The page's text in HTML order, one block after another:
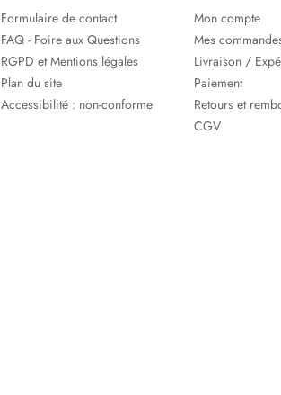
Formulaire de contact
FAQ - Foire aux Questions
RGPD et Mentions légales
Plan du site
Accessibilité : non-conforme
Mon compte
Mes
Livraison /
Paiement
Retours et
CGV